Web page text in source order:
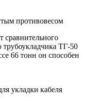
противовесом
сравнительного
трубоукладчика ТГ-50
66 тонн он способен
укладки кабеля